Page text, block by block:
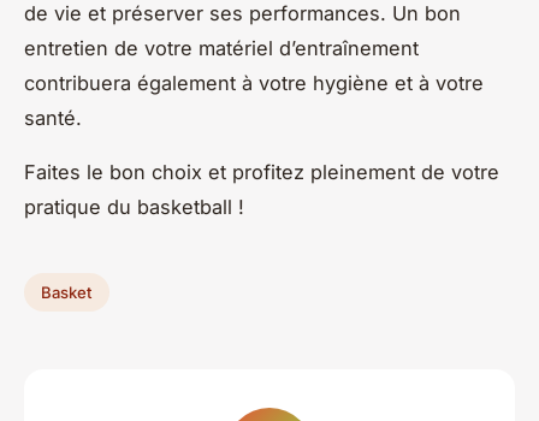
de vie et préserver ses performances. Un bon
entretien de votre matériel d’entraînement
contribuera également à votre hygiène et à votre
santé.
Faites le bon choix et profitez pleinement de votre
pratique du basketball !
Basket